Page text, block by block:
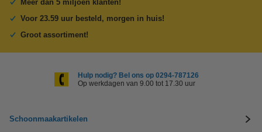
Meer dan 5 miljoen klanten!
Voor 23.59 uur besteld, morgen in huis!
Groot assortiment!
Hulp nodig? Bel ons op 0294-787126
Op werkdagen van 9.00 tot 17.30 uur
Schoonmaakartikelen